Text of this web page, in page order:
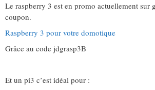
Le raspberry 3 est en promo actuellement sur
coupon.
Raspberry 3 pour votre domotique
Grâce au code jdgrasp3B
Et un pi3 c’est idéal pour :